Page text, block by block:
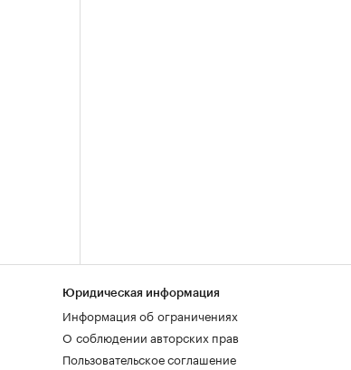
Юридическая информация
Информация об ограничениях
О соблюдении авторских прав
Пользовательское соглашение